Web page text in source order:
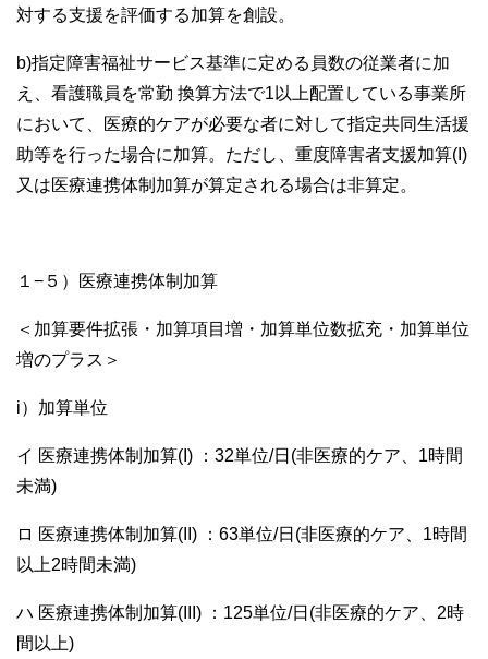
対する支援を評価する加算を創設。
b)指定障害福祉サービス基準に定める員数の従業者に加
え、看護職員を常勤 換算方法で1以上配置している事業所
において、医療的ケアが必要な者に対して指定共同生活援
助等を行った場合に加算。ただし、重度障害者支援加算(I)
又は医療連携体制加算が算定される場合は非算定。
１−５）医療連携体制加算
＜加算要件拡張・加算項目増・加算単位数拡充・加算単位
増のプラス＞
i）加算単位
イ 医療連携体制加算(I) ：32単位/日(非医療的ケア、1時間
未満)
ロ 医療連携体制加算(II) ：63単位/日(非医療的ケア、1時間
以上2時間未満)
ハ 医療連携体制加算(III) ：125単位/日(非医療的ケア、2時
間以上)